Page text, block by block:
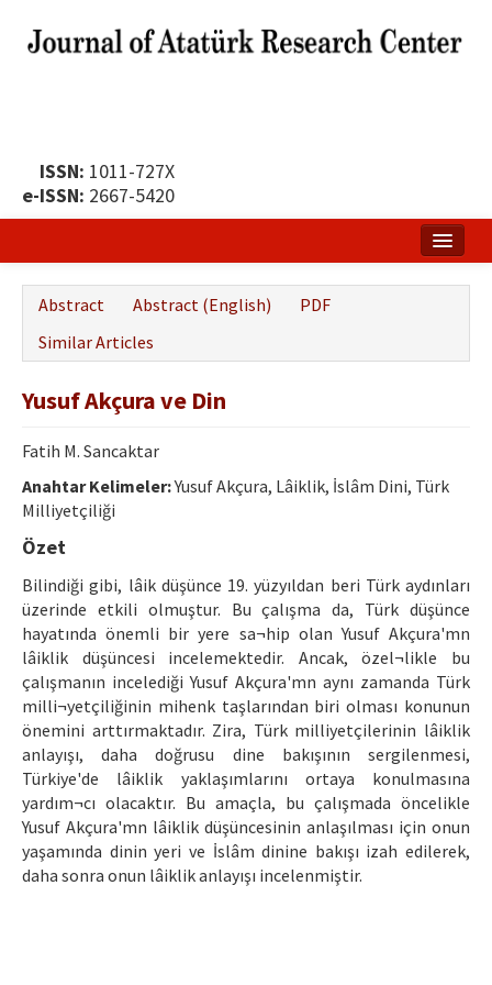
ISSN: 1011-727X
e-ISSN: 2667-5420
Publication Policy
Boards of the Journal
Publication Principles
Ethical Principles
Author's Guide
Refereeing Guide
Contact Us
Abstract Abstract (English)
PDF
Similar Articles
Yusuf Akçura ve Din
Fatih M. Sancaktar
Anahtar Kelimeler:Yusuf Akçura, Lâiklik, İslâm Dini, Türk
Milliyetçiliği
Özet
Bilindiği gibi, lâik düşünce 19. yüzyıldan beri Türk aydınları
üzerinde etkili olmuştur. Bu çalışma da, Türk düşünce
hayatında önemli bir yere sa¬hip olan Yusuf Akçura'mn
lâiklik düşüncesi incelemektedir. Ancak, özel¬likle bu
çalışmanın incelediği Yusuf Akçura'mn aynı zamanda Türk
milli¬yetçiliğinin mihenk taşlarından biri olması konunun
önemini arttırmaktadır. Zira, Türk milliyetçilerinin lâiklik
anlayışı, daha doğrusu dine bakışının sergilenmesi,
Türkiye'de lâiklik yaklaşımlarını ortaya konulmasına
yardım¬cı olacaktır. Bu amaçla, bu çalışmada öncelikle
Yusuf Akçura'mn lâiklik düşüncesinin anlaşılması için onun
yaşamında dinin yeri ve İslâm dinine bakışı izah edilerek,
daha sonra onun lâiklik anlayışı incelenmiştir.